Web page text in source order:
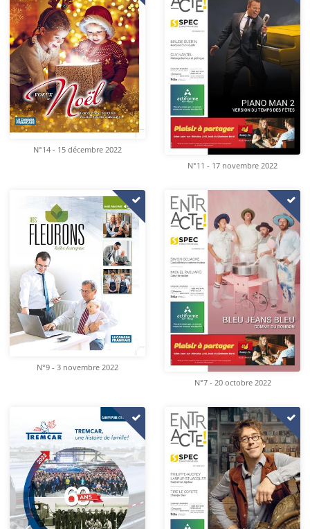
N°14 - 15 décembre 2022
N°11 - 17 novembre 2022
N°9 - 3 novembre 2022
N°7 - 20 octobre 2022